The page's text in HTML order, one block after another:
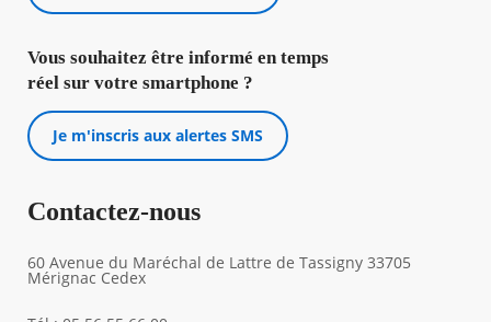
Vous souhaitez être informé en temps
réel sur votre smartphone ?
Je m'inscris aux alertes SMS
Contactez-nous
60 Avenue du Maréchal de Lattre de Tassigny 33705
Mérignac Cedex